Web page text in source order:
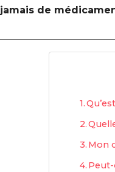
jamais de
Mon